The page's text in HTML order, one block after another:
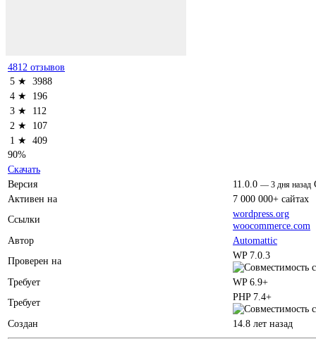
4812 отзывов
5 ★ 3988
4 ★
196
3 ★
112
2 ★
107
1 ★ 409
90%
Скачать
Версия
11.0.0 — 3 дня назад
Активен на
7 000 000+ сайтах
Ссылки
wordpress.org
woocommerce.com
Автор
Automattic
Проверен на
WP 7.0.3
Требует
WP 6.9+
Требует
PHP 7.4+
Создан 14.8 лет назад